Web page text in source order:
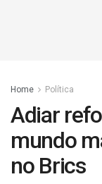
Home Política
Adiar
mundo
no Brics